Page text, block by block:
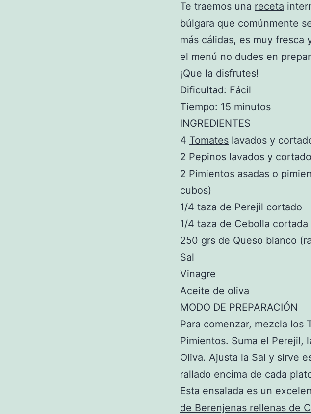
Te traemos una receta
búlgara que comúnmente
más cálidas, es muy fresca
el menú no dudes en
¡Que la disfrutes!
Dificultad: Fácil
Tiempo: 15 minutos
INGREDIENTES
4 Tomates lavados y
2 Pepinos lavados y
2 Pimientos asadas o
cubos)
1/4 taza de Perejil cortado
1/4 taza de Cebolla cortada
250 grs de Queso blanco
Sal
Vinagre
Aceite de oliva
MODO DE PREPARACIÓN
Para comenzar, mezcla los
Pimientos. Suma el Perejil,
Oliva. Ajusta la Sal y sirve
rallado encima de cada
Esta ensalada es un
de Berenjenas rellenas de